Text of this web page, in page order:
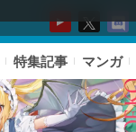
特集記事 マンガ